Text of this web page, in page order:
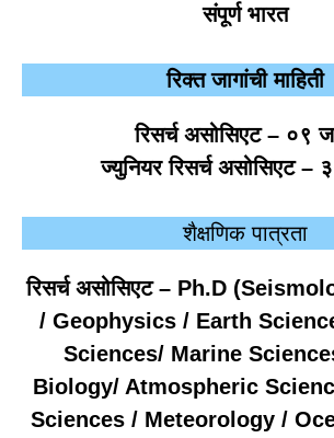
संपूर्ण भारत
रिक्त जागांची माहिती
रिसर्च असोसिएट – ०९
ज्युनियर रिसर्च असोसिएट –
शैक्षणिक पात्रता
रिसर्च असोसिएट – Ph.D
/ Geophysics / Earth
Sciences/ Marine
Biology/ Atmospheric
Sciences / Meteorology /